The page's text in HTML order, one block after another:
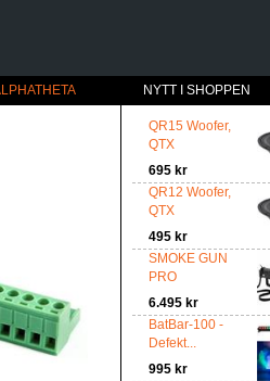
NYTT I SHOPPEN
QR15 Woofer,
QTX
695 kr
QR12 Woofer,
QTX
495 kr
SMOKE GUN
PRO
6.495 kr
BatBar-100 -
Defekt...
995 kr